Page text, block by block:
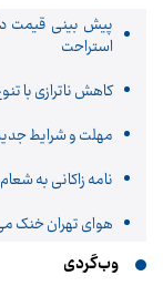
استراحت
کاهش ناترازی با
مهلت و شرایط
نامه زاکانی به
هوای تهران خنک
وب‌گردی